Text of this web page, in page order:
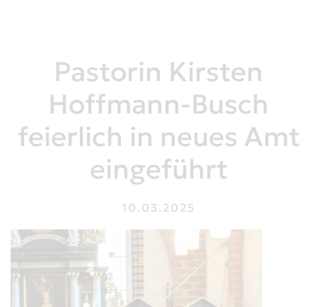
Pastorin Kirsten
Hoffmann-Busch
feierlich in neues Amt
eingeführt
10.03.2025